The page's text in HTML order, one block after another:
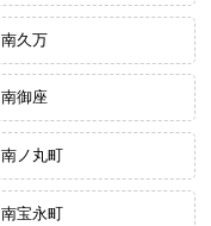
南久万
南御座
南ノ丸町
南宝永町